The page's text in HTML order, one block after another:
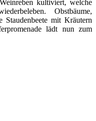
kultiviert, welche
Obstbäume,
Staudenbeete mit Kräutern
lädt nun zum